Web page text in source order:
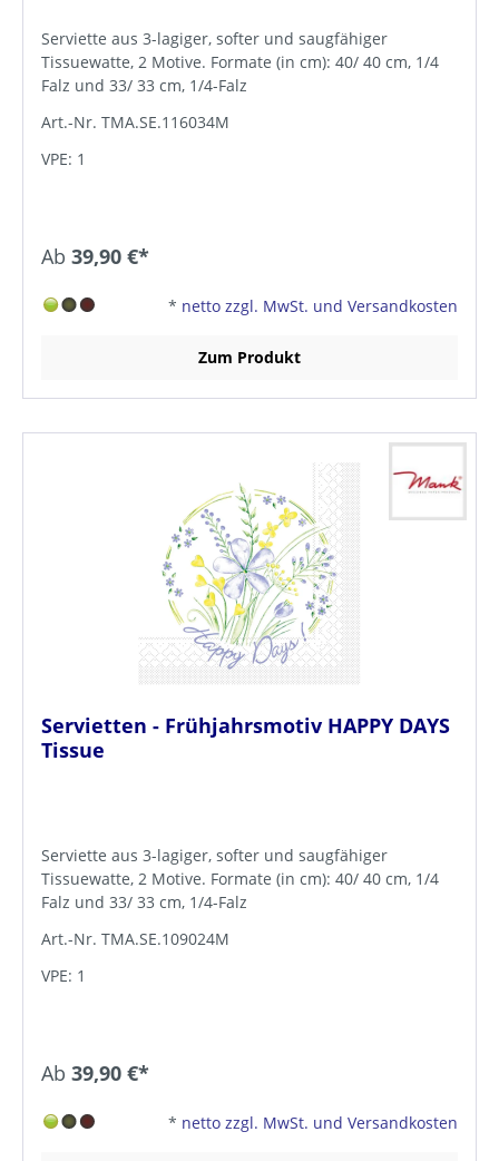
Serviette aus 3-lagiger, softer und saugfähiger
Tissuewatte, 2 Motive. Formate (in cm): 40/ 40 cm, 1/4
Falz und 33/ 33 cm, 1/4-Falz
Art.-Nr. TMA.SE.116034M
VPE: 1
Ab 39,90 €*
* netto zzgl. MwSt. und Versandkosten
Zum Produkt
Servietten - Frühjahrsmotiv HAPPY DAYS
Tissue
Serviette aus 3-lagiger, softer und saugfähiger
Tissuewatte, 2 Motive. Formate (in cm): 40/ 40 cm, 1/4
Falz und 33/ 33 cm, 1/4-Falz
Art.-Nr. TMA.SE.109024M
VPE: 1
Ab 39,90 €*
* netto zzgl. MwSt. und Versandkosten